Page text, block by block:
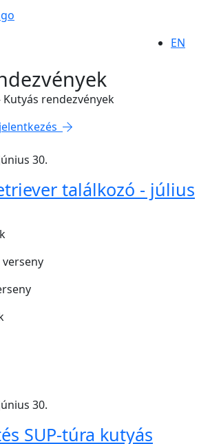
EN
Kutyás rendezvények
30.
találkozó - július
30.
SUP-túra kutyás